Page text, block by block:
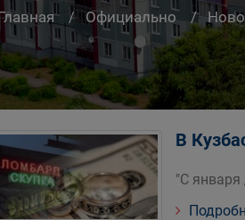
Официально
В
"С января